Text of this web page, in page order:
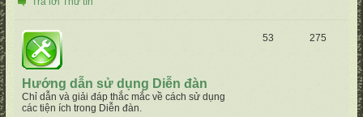
Hướng dẫn sử dụng Diễn đàn
Chỉ dẫn và giải đáp thắc mắc về cách sử dụng
các tiện ích trong Diễn đàn.
53 275